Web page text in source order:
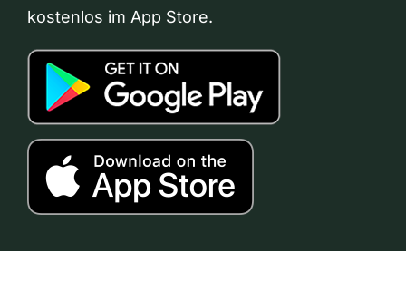
kostenlos im App Store.